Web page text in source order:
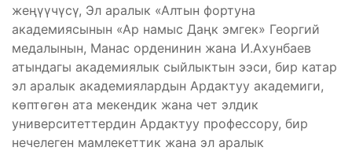
жеңүүчүсү, Эл аралык «Алтын фортуна
академиясынын «Ар намыс Даңк эмгек» Георгий
медалынын, Манас орденинин жана И.Ахунбаев
атындагы академиялык сыйлыктын ээси, бир катар
эл аралык академиялардын Ардактуу академиги,
көптөгөн ата мекендик жана чет элдик
университеттердин Ардактуу профессору, бир
нечелеген мамлекеттик жана эл аралык